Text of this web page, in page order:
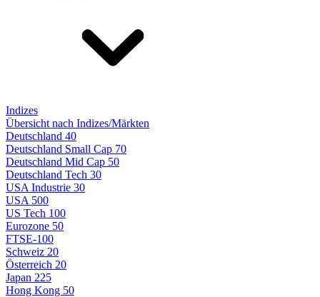
Indizes
Übersicht nach Indizes/Märkten
Deutschland 40
Deutschland Small Cap 70
Deutschland Mid Cap 50
Deutschland Tech 30
USA Industrie 30
USA 500
US Tech 100
Eurozone 50
FTSE-100
Schweiz 20
Österreich 20
Japan 225
Hong Kong 50